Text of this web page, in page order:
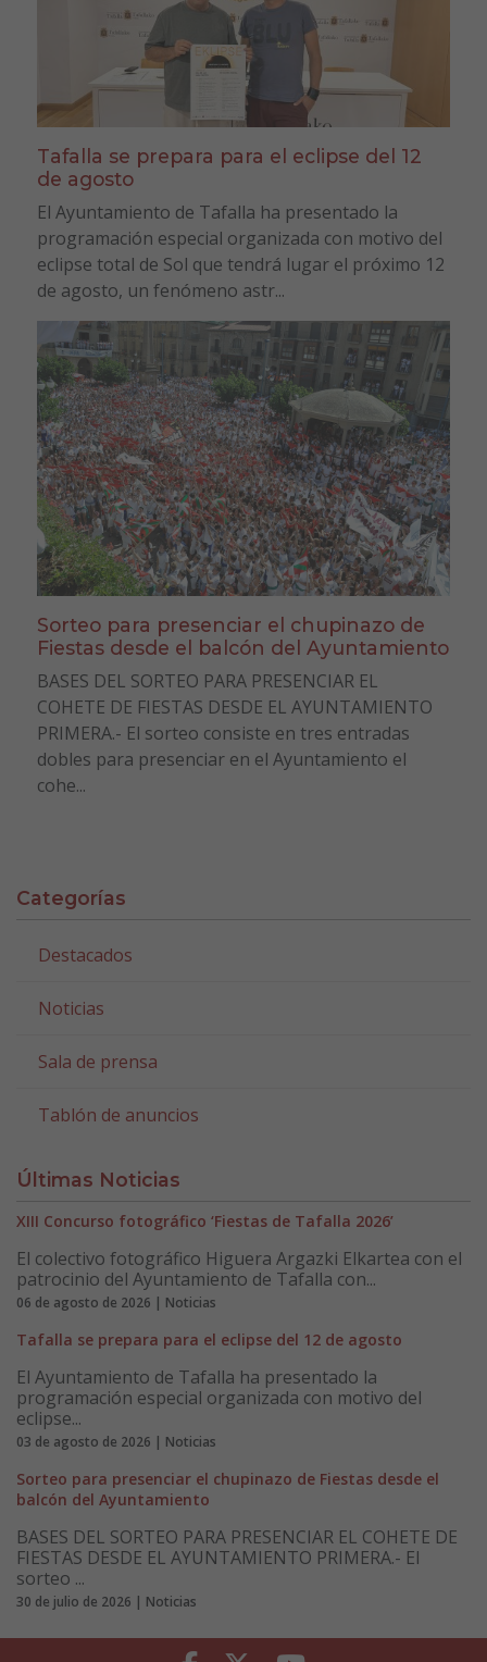
Tafalla se prepara para el eclipse del 12
de agosto
El Ayuntamiento de Tafalla ha presentado la
programación especial organizada con motivo del
eclipse total de Sol que tendrá lugar el próximo 12
de agosto, un fenómeno astr...
Sorteo para presenciar el chupinazo de
Fiestas desde el balcón del Ayuntamiento
BASES DEL SORTEO PARA PRESENCIAR EL
COHETE DE FIESTAS DESDE EL AYUNTAMIENTO
PRIMERA.- El sorteo consiste en tres entradas
dobles para presenciar en el Ayuntamiento el
cohe...
Categorías
Destacados
Noticias
Sala de prensa
Tablón de anuncios
Últimas Noticias
XIII Concurso fotográfico ‘Fiestas de Tafalla 2026’
El colectivo fotográfico Higuera Argazki Elkartea con el
patrocinio del Ayuntamiento de Tafalla con...
06 de agosto de 2026 | Noticias
Tafalla se prepara para el eclipse del 12 de agosto
El Ayuntamiento de Tafalla ha presentado la
programación especial organizada con motivo del
eclipse...
03 de agosto de 2026 | Noticias
Sorteo para presenciar el chupinazo de Fiestas desde el
balcón del Ayuntamiento
BASES DEL SORTEO PARA PRESENCIAR EL COHETE DE
FIESTAS DESDE EL AYUNTAMIENTO PRIMERA.- El
sorteo ...
30 de julio de 2026 | Noticias